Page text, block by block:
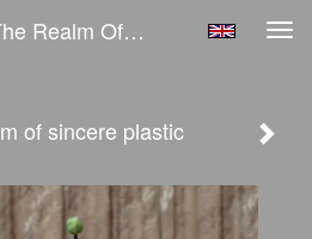
Henry Pennings - In The Realm Of Sincere Plastic
of sincere plastic